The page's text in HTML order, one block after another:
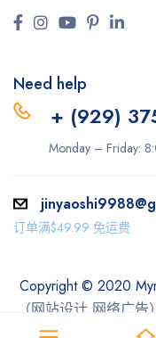
Need help
+ (929)
Monday – Friday:
订单满$49.99 免运费
Copyright © 2020
（网站设计 网络广告
话：415-